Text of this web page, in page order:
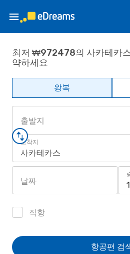
최저 ₩972478의 사카테카
약하세요
왕복
출발지
도착지
사카테카스
날짜
직항
항공편 검